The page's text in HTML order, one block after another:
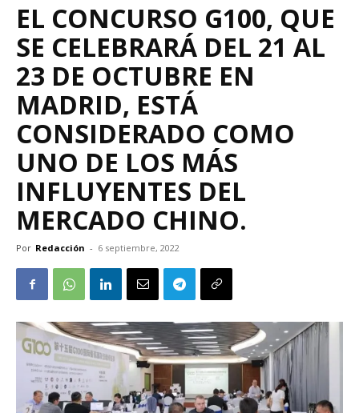
EL CONCURSO G100, QUE
SE CELEBRARÁ DEL 21 AL
23 DE OCTUBRE EN
MADRID, ESTÁ
CONSIDERADO COMO
UNO DE LOS MÁS
INFLUYENTES DEL
MERCADO CHINO.
Por Redacción - 6 septiembre, 2022